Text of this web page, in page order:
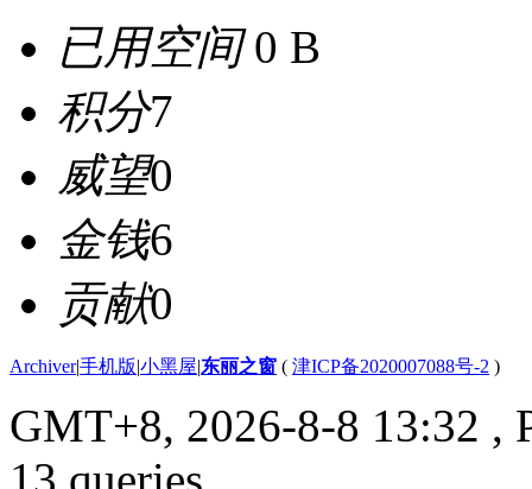
已用空间0 B
积分7
威望0
金钱6
贡献0
Archiver|手机版|小黑屋|东丽之窗 ( 津ICP备2020007088号-2 )
GMT+8, 2026-8-8 13:32 ,